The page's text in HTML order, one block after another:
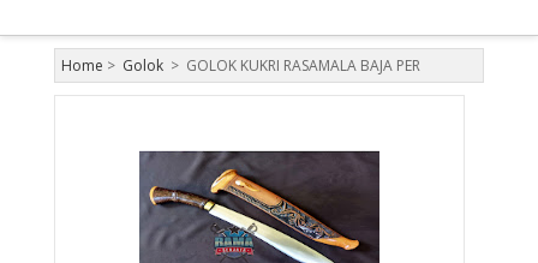
Home > Golok > GOLOK KUKRI RASAMALA BAJA PER